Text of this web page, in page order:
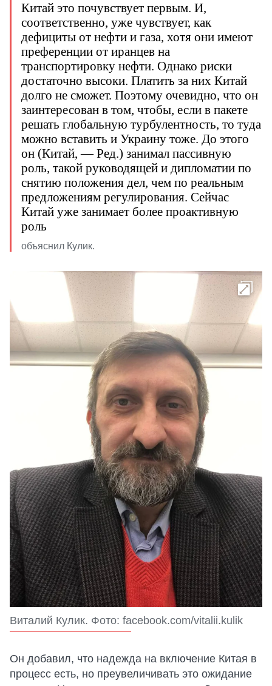
Китай это почувствует первым. И,
соответственно, уже чувствует, как
дефициты от нефти и газа, хотя они имеют
преференции от иранцев на
транспортировку нефти. Однако риски
достаточно высоки. Платить за них Китай
долго не сможет. Поэтому очевидно, что он
заинтересован в том, чтобы, если в пакете
решать глобальную турбулентность, то туда
можно вставить и Украину тоже. До этого
он (Китай, — Ред.) занимал пассивную
роль, такой руководящей и дипломатии по
снятию положения дел, чем по реальным
предложениям регулирования. Сейчас
Китай уже занимает более проактивную
роль
объяснил Кулик.
Виталий Кулик. Фото: facebook.com/vitalii.kulik
Он добавил, что надежда на включение Китая в
процесс есть, но преувеличивать это ожидание